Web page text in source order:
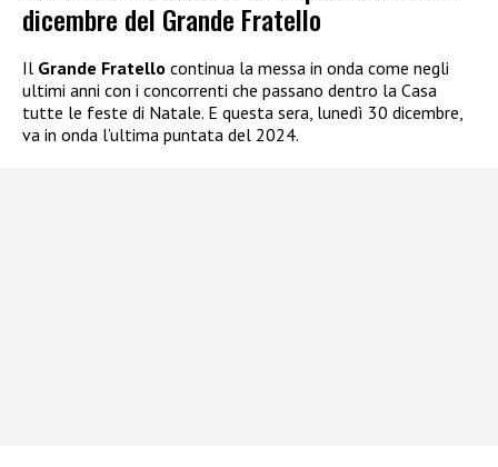
dicembre del Grande Fratello
Il Grande Fratello continua la messa in onda come negli
ultimi anni con i concorrenti che passano dentro la Casa
tutte le feste di Natale. E questa sera, lunedì 30 dicembre,
va in onda l’ultima puntata del 2024.